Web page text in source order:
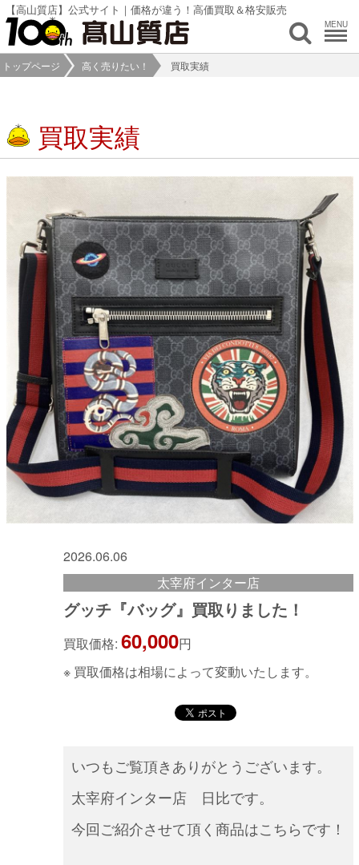
【高山質店】公式サイト｜価格が違う！高価買取＆格安販売
MENU
トップページ 高く売りたい！ 買取実績
買取実績
2026.06.06
太宰府インター店
グッチ『バッグ』買取りました！
買取価格: 60,000円
※ 買取価格は相場によって変動いたします。
いつもご覧頂きありがとうございます。
太宰府インター店 日比です。
今回ご紹介させて頂く商品はこちらです！